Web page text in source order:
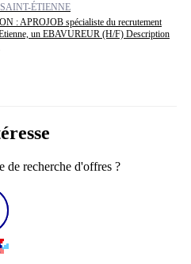
ÉTIENNE
: APROJOB spécialiste du recrutement
un EBAVUREUR (H/F) Description
de recherche d'offres ?